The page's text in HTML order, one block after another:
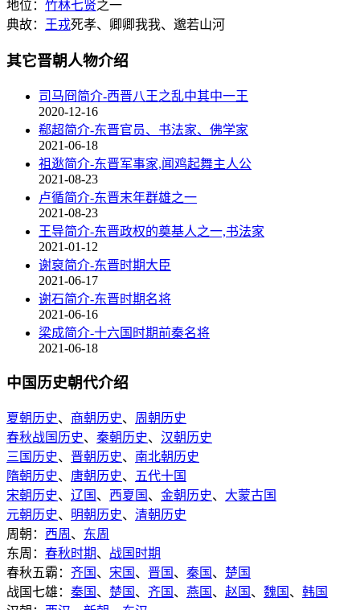
地位： 竹林七贤之一
典故：
王戎死孝、卿卿我我、邈若山河
其它晋朝人物介绍
司马冏简介-西晋八王之乱中其中一王
2020-12-16
郗超简介-东晋官员、书法家、佛学家
2021-06-18
祖逖简介-东晋军事家,闻鸡起舞主人公
2021-08-23
卢循简介-东晋末年群雄之一
2021-08-23
王导简介-东晋政权的奠基人之一,书法家
2021-01-12
谢裒简介-东晋时期大臣
2021-06-17
谢石简介-东晋时期名将
2021-06-16
梁成简介-十六国时期前秦名将
2021-06-18
中国历史朝代介绍
夏朝历史、 商朝历史、 周朝历史
春秋战国历史、 秦朝历史、 汉朝历史
三国历史、 晋朝历史、 南北朝历史
隋朝历史、 唐朝历史、
五代十国
宋朝历史、 辽国 、 西夏国 、 金朝历史、 大蒙古国
元朝历史、 明朝历史、 清朝历史
周朝： 西周 、 东周
东周： 春秋时期、 战国时期
春秋五霸： 齐国 、 宋国 、 晋国 、 秦国 、 楚国
战国七雄： 秦国 、 楚国 、 齐国 、 燕国 、 赵国 、 魏国 、 韩国